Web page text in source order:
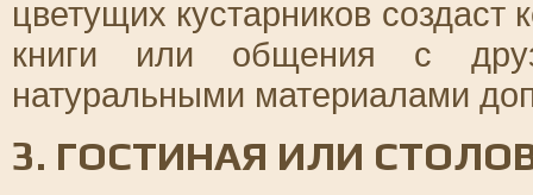
цветущих кустарников
книги или общения с
натуральными материалами
3. ГОСТИНАЯ ИЛИ